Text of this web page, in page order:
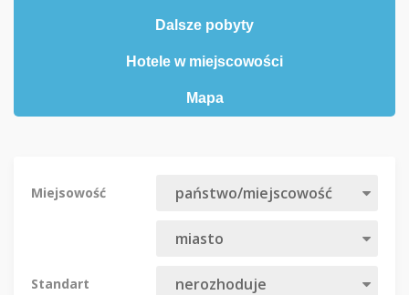
Dalsze pobyty
Hotele w miejscowości
Mapa
Miejsowość
Standart